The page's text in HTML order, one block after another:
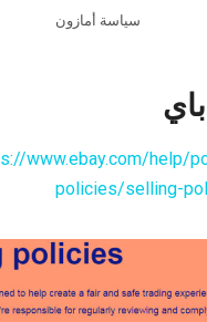
سياسة أمازون
www.ebay.com/help/
policies/selling-